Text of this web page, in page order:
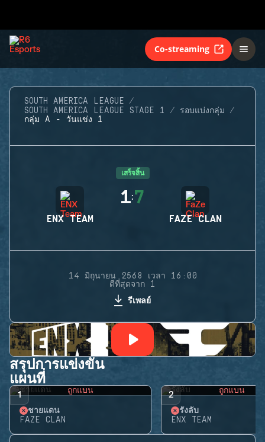
Co-streaming
SOUTH AMERICA LEAGUE
SOUTH AMERICA LEAGUE STAGE 1
รอบแบ่งกลุ่ม
กลุ่ม A - วันแข่ง 1
เสร็จสิ้น
ENX TEAM
1:7
FAZE CLAN
14 มิถุนายน 2568 เวลา 16:00
ดีที่สุดจาก 1
รีเพลย์
สรุปการแข่งขัน
แผนที่
1 ถูกแบน
ชายแดน
FAZE CLAN
2 ถูกแบน
รังลับ
ENX TEAM